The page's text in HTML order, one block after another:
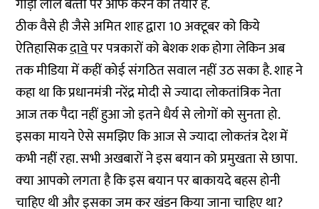
गाड़ी लाल बत्‍ती पर ऑफ करने को तैयार है.
ठीक वैसे ही जैसे अमित शाह द्वारा 10 अक्‍टूबर को किये
ऐतिहासिकदावेपर पत्रकारों को बेशक शक होगा लेकिन अब
तक मीडिया में कहीं कोई सं‍गठित सवाल नहीं उठ सका है. शाह ने
कहा था कि प्रधानमंत्री नरेंद्र मोदी से ज्‍यादा लोकतांत्रिक नेता
आज तक पैदा नहीं हुआ जो इतने धैर्य से लोगों को सुनता हो.
इसका मायने ऐसे समझिए कि आज से ज्‍यादा लोकतंत्र देश में
कभी नहीं रहा. सभी अखबारों ने इस बयान को प्रमुखता से छापा.
क्‍या आपको लगता है कि इस बयान पर बाकायदे बहस होनी
चाहिए थी और इसका जम कर खंडन किया जाना चाहिए था?